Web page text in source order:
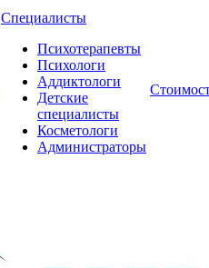
Специалисты
Психотерапевты
Психологи
Аддиктологи
Детские
специалисты
Косметологи
Администраторы